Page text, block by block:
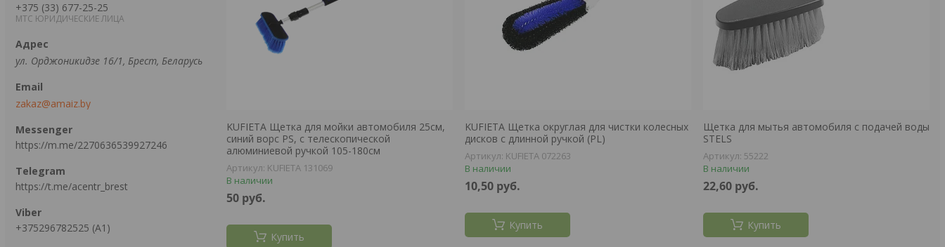
+375 (33) 677-25-25
МТС ЮРИДИЧЕСКИЕ ЛИЦА
ул. Орджоникидзе 16/1, Брест, Беларусь
zakaz@amaiz.by
https://m.me/2270636539927246
https://t.me/acentr_brest
+375296782525 (А1)
KUFIETA Щетка для мойки автомобиля 25см,
синий ворс PS, с телескопической
алюминиевой ручкой 105-180см
KUFIETA 131069
В наличии
50 руб.
Купить
KUFIETA Щетка округлая для чистки колесных
дисков с длинной ручкой (PL)
KUFIETA 072263
В наличии
10,50 руб.
Купить
Щетка для мытья автомобиля с подачей воды
STELS
55222
В наличии
22,60 руб.
Купить